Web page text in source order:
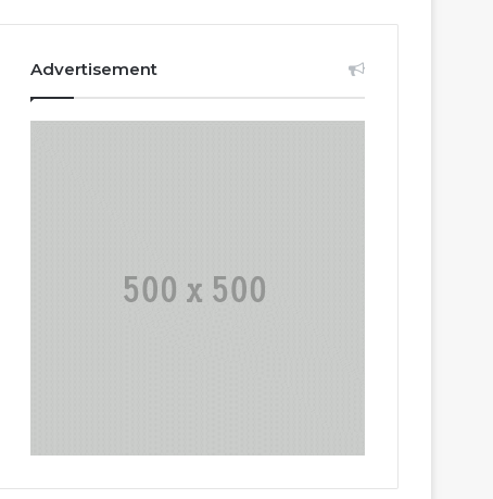
Advertisement